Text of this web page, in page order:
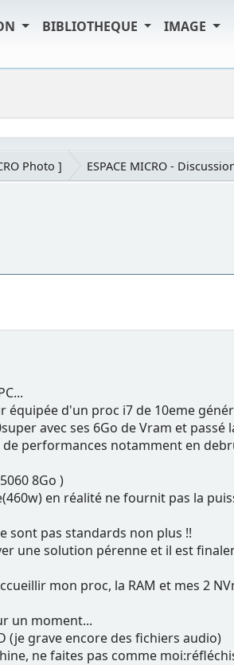
BIBLIOTHEQUE IMAGE
Photo ] ESPACE MICRO -
équipée d'un proc i7 de 10eme
avec ses 6Go de Vram et
performances notamment en
8Go )
en réalité ne fournit pas la
sont pas standards non plus !!
une solution pérenne et il est
mon proc, la RAM et mes 2
un moment...
(je grave encore des fichiers audio)
ne faites pas comme